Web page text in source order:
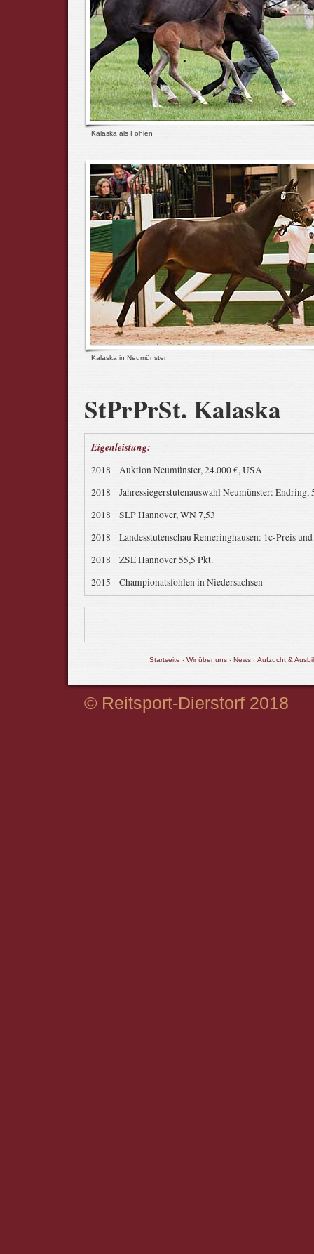
Kalaska als Fohlen
Kalaska in Neumünster
StPrPrSt. Kalaska
Eigenleistung:
2018
Auktion Neumünster, 24.000 €, USA
2018
Jahressiegerstutenauswahl Neumünster: Endring,
2018
SLP Hannover, WN 7,53
2018
Landesstutenschau Remeringhausen: 1c-Preis
2018
ZSE Hannover 55,5 Pkt.
2015
Championatsfohlen in Niedersachsen
Startseite · Wir über uns· News· Aufzucht &
© Reitsport-Dierstorf 2018